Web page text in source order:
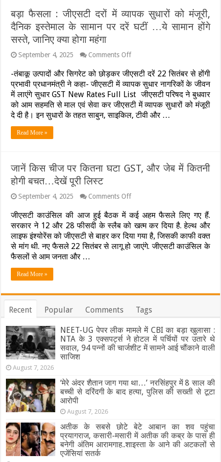
कोई
टैक्स…
हेल्थ
राहत
बड़ा फैसला : जीएसटी दरों में व्यापक सुधारों को मंजूरी,
दैनिक इस्तेमाल के सामान पर दरें घटीं …ये सामान होंगे
सस्ते, जानिए क्या होगा महंगा
September 4, 2025 Comments Offon
फैसला
:
जीएसटी
दरों
में
व्यापक
सुधारों
सामान
घटीं
ये
सामान
होंगे
सस्ते,
जानिए
-तंबाकू उत्पादों और सिगरेट को छोड़कर जीएसटी दरें 22 सितंबर से होंगी
प्रभावी प्रधानमंत्री ने कहा- जीएसटी में व्यापक सुधार नागरिकों के जीवन
में लाएंगे सुधार GST New Rates Full List जीएसटी परिषद ने बुधवार
को आम सहमति से माल एवं सेवा कर जीएसटी में व्यापक सुधारों को मंजूरी
दे दी है। इन सुधारों के तहत साबुन, साइकिल, टीवी और …
Read More »
जानें किस चीज पर कितना घटा GST, और जेब में कितनी
होगी बचत…देखें पूरी लिस्ट
September 4, 2025 Comments Offon
किस
चीज
पर
कितना
घटा
होगी
देखें
लिस्ट
जीएसटी काउंसिल की आज हुई बैठक में कई अहम फैसले लिए गए हैं.
सरकार ने 12 और 28 फीसदी के स्लैब को खत्म कर दिया है. हेल्थ और
लाइफ इंश्योरेंस को जीएसटी से बाहर कर दिया गया है, जिसकी काफी वक्त
से मांग थी. नए फैसले 22 सितंबर से लागू हो जाएंगे. जीएसटी काउंसिल के
फैसलों से आम जनता और …
Read More »
Recent Popular Comments Tags
NEET-UG पेपर लीक मामले में CBI का बड़ा खुलासा :
NTA के 3 एक्सपर्ट्स ने होटल में पर्चियों पर उतारे थे
सवाल, 94 पन्नों की चार्जशीट में सामने आई चौंकाने वाली
साजिश
August 7, 2026
‘मेरे अंदर शैतान जाग गया था…’ नरसिंहपुर में 8 साल की
बच्ची से दरिंदगी के बाद हत्या, पुलिस की सख्ती से टूटा
आरोपी
August 7, 2026
अतीक के सबसे छोटे बेटे आबान का शव पहुंचा
प्रयागराज, कसारी-मसारी में अतीक की कब्र के पास ही
बनेगी अंतिम आरामगाह..शाइस्ता के आने की अटकलों से
एजेंसियां सतर्क